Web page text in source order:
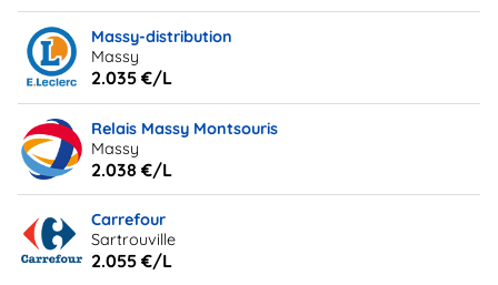
Massy-distribution
Massy
2.035 €/L
Relais Massy Montsouris
Massy
2.038 €/L
Carrefour
Sartrouville
2.055 €/L